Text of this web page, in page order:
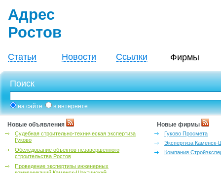
Адрес
Ростов
Статьи Новости Ссылки Фирмы
Поиск
на сайте в интернете
Новые объявления
Судебная строительно-техническая экспертиза
Гуково
Обследование объектов незавершенного
строительства Ростов
Проведение экспертизы инженерных
Новые фирмы
Гуково Просмета
Экспертиза Каменск-
Компания